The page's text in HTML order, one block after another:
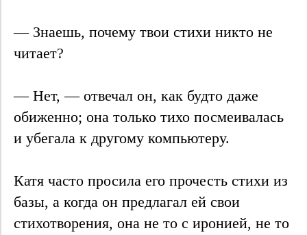
— Знаешь, почему твои стихи никто не
читает?
— Нет, — отвечал он, как будто даже
обиженно; она только тихо посмеивалась
и убегала к другому компьютеру.
Катя часто просила его прочесть стихи из
базы, а когда он предлагал ей свои
стихотворения, она не то с иронией, не то